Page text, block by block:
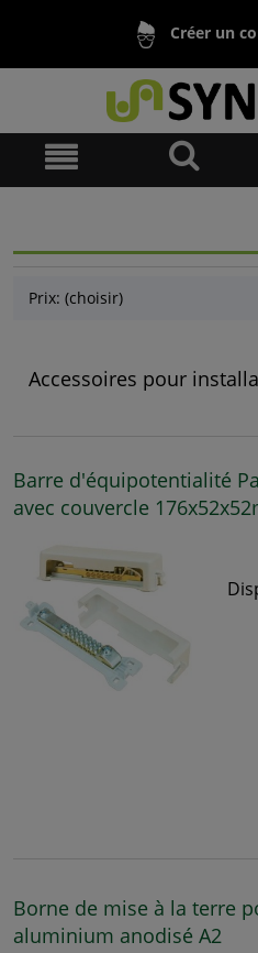
Créer un
Prix: (choisir)
Accessoires pour
Barre d'équipotentialité
avec couvercle
Borne de mise à la terre
aluminium anodisé A2